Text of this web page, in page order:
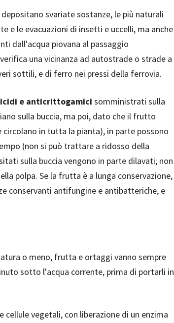
svariate sostanze, le più naturali
e le evacuazioni di insetti e uccelli, ma anche
dall'acqua piovana al passaggio
una vicinanza ad autostrade o strade a
sottili, e di ferro nei pressi della ferrovia.
e anticrittogamici somministrati sulla
sulla buccia, ma poi, dato che il frutto
in tutta la pianta), in parte possono
(non si può trattare a ridosso della
sulla buccia vengono in parte dilavati; non
polpa. Se la frutta è a lunga conservazione,
conservanti antifungine e antibatteriche, e
o meno, frutta e ortaggi vanno sempre
sotto l'acqua corrente, prima di portarli in
vegetali, con liberazione di un enzima